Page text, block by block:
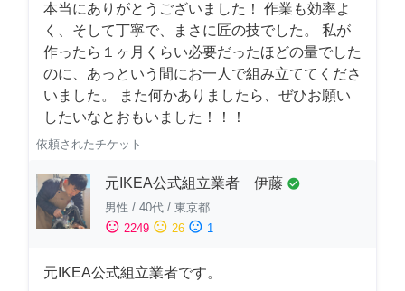
本当にありがとうございました！ 作業も効率よ
く、そして丁寧で、まさに匠の技でした。 私が
作ったら１ヶ月くらい必要だったほどの量でした
のに、あっという間にお一人で組み立ててくださ
いました。 また何かありましたら、ぜひお願い
したいなとおもいました！！！
依頼されたチケット
元IKEA公式組立業者 伊藤 check_circle
男性 / 40代 / 東京都
sentiment_satisfied 2249 sentiment_neutral 26 sentiment_dissatisfied 1
元IKEA公式組立業者です。